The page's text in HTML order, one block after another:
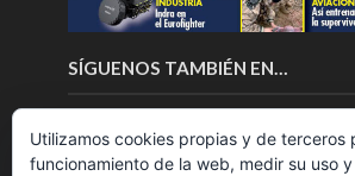
SÍGUENOS TAMBIÉN EN…
Utilizamos cookies propias y de terceros
funcionamiento de la web, medir su uso